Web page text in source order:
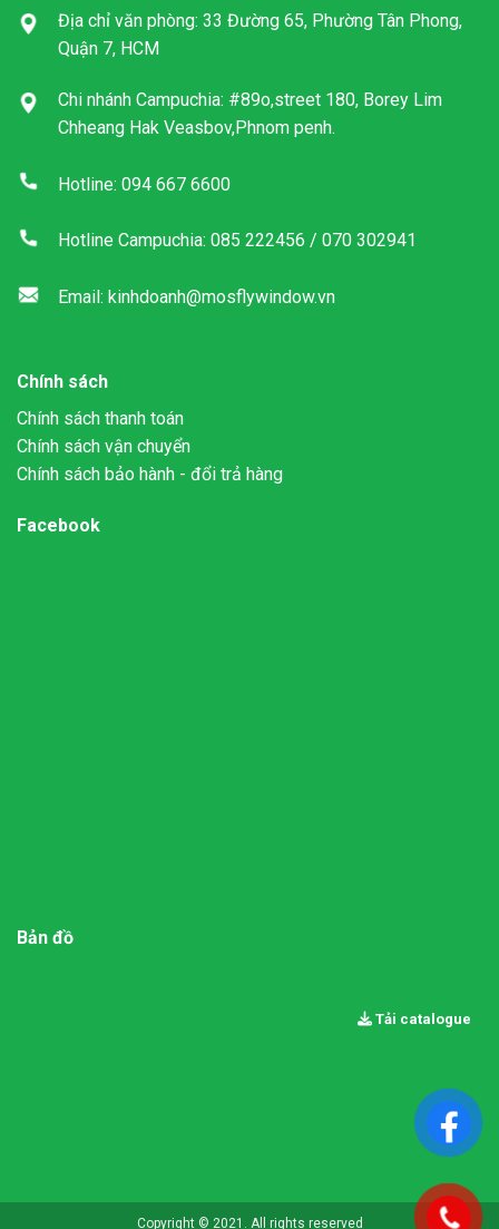
Tải catalogue
Địa chỉ văn phòng: 33 Đường 65, Phường Tân Phong,
Quận 7, HCM
Chi nhánh Campuchia: #89o,street 180, Borey Lim
Chheang Hak Veasbov,Phnom penh.
Hotline: 094 667 6600
Hotline Campuchia: 085 222456 / 070 302941
Email: kinhdoanh@mosflywindow.vn
Chính sách
Chính sách thanh toán
Chính sách vận chuyển
Chính sách bảo hành - đổi trả hàng
Facebook
Bản đồ
Copyright © 2021. All rights reserved